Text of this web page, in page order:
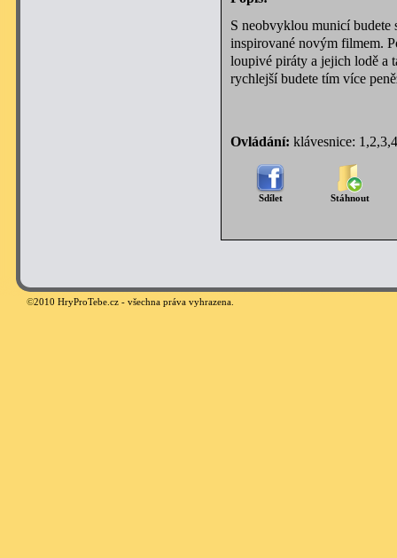
S neobvyklou municí budete
inspirované novým filmem.
loupivé piráty a jejich lodě a
rychlejší budete tím více
Ovládání: klávesnice:
Sdílet Stáhnout
©2010 HryProTebe.cz - všechna práva vyhrazena.